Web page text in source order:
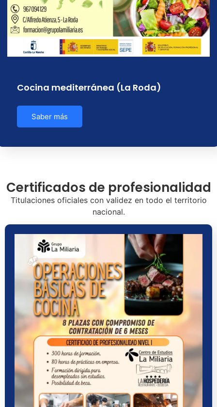
Cocina mediterránea (La Roda)
Saber más
Certificados de profesionalidad
Titulaciones oficiales con validez en todo el territorio
nacional.